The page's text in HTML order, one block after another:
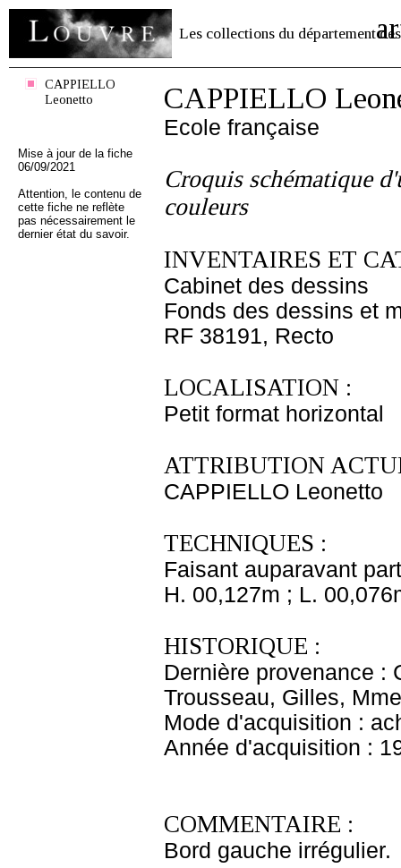
Les collections du département des
CAPPIELLO
Leonetto
Mise à jour de la fiche
06/09/2021
Attention, le contenu de
cette fiche ne reflète
pas nécessairement le
dernier état du savoir.
CAPPIELLO
Ecole française
Croquis schématique
couleurs
INVENTAIRES ET
Cabinet des dessins
Fonds des dessins et
RF 38191, Recto
LOCALISATION :
Petit format horizontal
ATTRIBUTION
CAPPIELLO Leonetto
TECHNIQUES :
Faisant auparavant
H. 00,127m ; L.
HISTORIQUE :
Dernière provenance :
Trousseau, Gilles,
Mode d'acquisition :
Année d'acquisition :
COMMENTAIRE :
Bord gauche irrégulier.